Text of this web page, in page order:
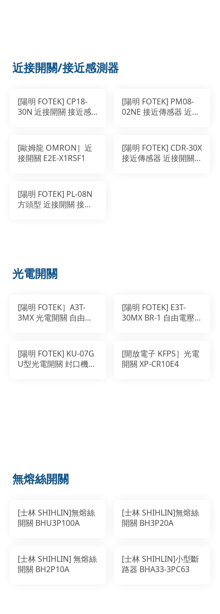
近接開關/接近感測器
[陽明 FOTEK] CP18-
30N 近接開關 接近感
[陽明 FOTEK] PM08-
02NE 接近傳感器 近接
[歐姆龍 OMRON］近
接開關 E2E-X1R5F1
[陽明 FOTEK] CDR-30X
接近傳感器 近接開關
[陽明 FOTEK] PL-08N
方頭型 近接開關 接近
光電開關
[陽明 FOTEK］A3T-
3MX 光電開關 自由電
[陽明 FOTEK] E3T-
30MX BR-1 自由電壓型
[陽明 FOTEK] KU-07G
U型光電開關 封口機專
[開放電子 KFPS］光電
開關 XP-CR10E4
無熔絲開關
[士林 SHIHLIN]無熔絲
開關 BHU3P100A
[士林 SHIHLIN]無熔絲
開關 BH3P20A
[士林 SHIHLIN] 無熔絲
開關 BH2P10A
[士林 SHIHLIN]小型斷
路器 BHA33-3PC63